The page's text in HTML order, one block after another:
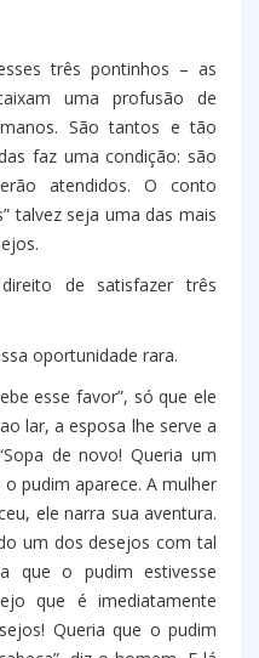
três pontinhos – as
uma profusão de
São tantos e tão
faz uma condição: são
atendidos. O conto
talvez seja uma das mais
de satisfazer três
oportunidade rara.
esse favor”, só que ele
lar, a esposa lhe serve a
de novo! Queria um
pudim aparece. A mulher
ele narra sua aventura.
um dos desejos com tal
que o pudim estivesse
que é imediatamente
Queria que o pudim